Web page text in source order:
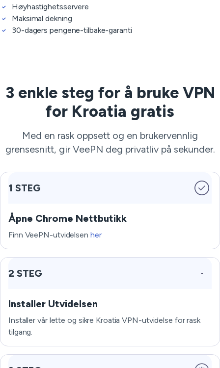
Høyhastighetsservere
Maksimal dekning
30-dagers pengene-tilbake-garanti
3 enkle steg for å bruke VPN
for Kroatia gratis
Med en rask oppsett og en brukervennlig
grensesnitt, gir VeePN deg privatliv på sekunder.
1 STEG
Åpne Chrome Nettbutikk
Finn VeePN-utvidelsen her
2 STEG
Installer Utvidelsen
Installer vår lette og sikre Kroatia VPN-utvidelse for rask
tilgang.